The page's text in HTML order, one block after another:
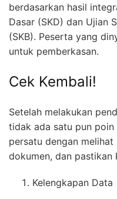
berdasarkan hasil
Dasar (SKD) dan Ujian
(SKB). Peserta yang
untuk pemberkasan.
Cek Kembali!
Setelah melakukan
tidak ada satu pun
persatu dengan
dokumen, dan pastikan
Kelengkapan Data